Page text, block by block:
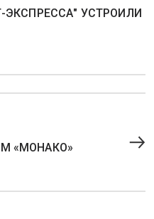
УСТРОИЛИ
«МОНАКО»